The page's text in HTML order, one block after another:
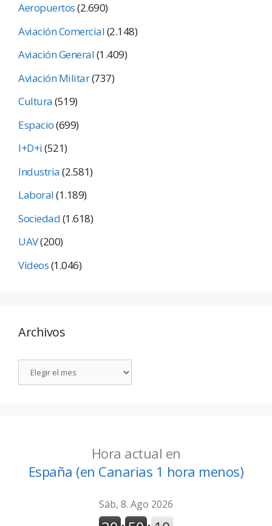
Aeropuertos(2.690)
Aviación Comercial(2.148)
Aviación General(1.409)
Aviación Militar(737)
Cultura(519)
Espacio(699)
I+D+i(521)
Industria(2.581)
Laboral(1.189)
Sociedad(1.618)
UAV(200)
Vídeos(1.046)
Archivos
Hora actual en
España (en Canarias 1 hora menos)